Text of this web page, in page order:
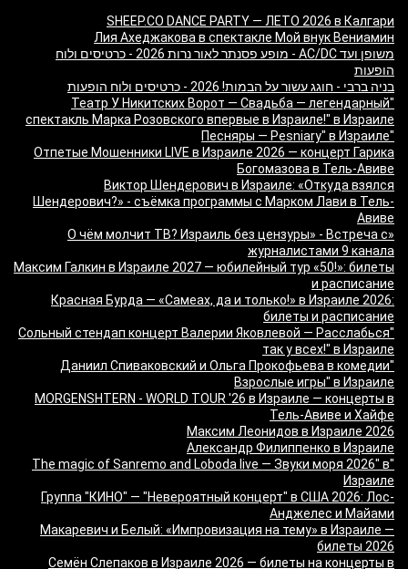
SHEEP.CO DANCE PARTY — ЛЕТО 2026 в Калгари
Лия Ахеджакова в спектакле Мой внук Вениамин
משופן ועד AC/DC - מופע פסנתר לאור נרות 2026 - כרטיסים ולוח
הופעות
בניה ברבי - חוגג עשור על הבמות! 2026 - כרטיסים ולוח הופעות
"Театр У Никитских Ворот — Свадьба — легендарный
спектакль Марка Розовского впервые в Израиле!" в Израиле
"Песняры — Pesniary" в Израиле
Отпетые Мошенники LIVE в Израиле 2026 — концерт Гарика
Богомазова в Тель-Авиве
Виктор Шендерович в Израиле: «Откуда взялся
Шендерович?» - съёмка программы с Марком Лави в Тель-
Авиве
«О чём молчит ТВ? Израиль без цензуры» - Встреча с
журналистами 9 канала
Максим Галкин в Израиле 2027 — юбилейный тур «50!»: билеты
и расписание
Красная Бурда — «Самеах, да и только!» в Израиле 2026:
билеты и расписание
"Сольный стендап концерт Валерии Яковлевой — Расслабься
так у всех!" в Израиле
"Даниил Спиваковский и Ольга Прокофьева в комедии
Взрослые игры" в Израиле
MORGENSHTERN - WORLD TOUR '26 в Израиле — концерты в
Тель-Авиве и Хайфе
Максим Леонидов в Израиле 2026
Александр Филиппенко в Израиле
"The magic of Sanremo and Loboda live — Звуки моря 2026" в
Израиле
Группа "КИНО" — "Невероятный концерт" в США 2026: Лос-
Анджелес и Майами
Макаревич и Белый: «Импровизация на тему» в Израиле —
билеты 2026
Семён Слепаков в Израиле 2026 — билеты на концерты в